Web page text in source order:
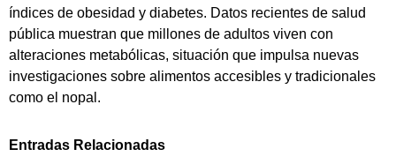
índices de obesidad y diabetes. Datos recientes de salud
pública muestran que millones de adultos viven con
alteraciones metabólicas, situación que impulsa nuevas
investigaciones sobre alimentos accesibles y tradicionales
como el nopal.
Entradas Relacionadas